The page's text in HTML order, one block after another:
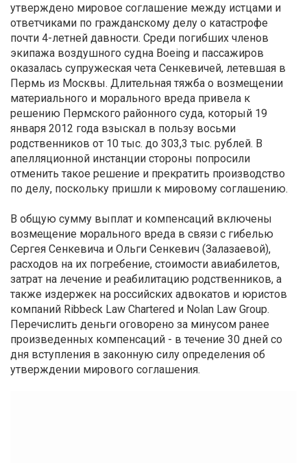
утверждено мировое соглашение между истцами и
ответчиками по гражданскому делу о катастрофе
почти 4-летней давности. Среди погибших членов
экипажа воздушного судна Boeing и пассажиров
оказалась супружеская чета Сенкевичей, летевшая в
Пермь из Москвы. Длительная тяжба о возмещении
материального и морального вреда привела к
решению Пермского районного суда, который 19
января 2012 года взыскал в пользу восьми
родственников от 10 тыс. до 303,3 тыс. рублей. В
апелляционной инстанции стороны попросили
отменить такое решение и прекратить производство
по делу, поскольку пришли к мировому соглашению.
В общую сумму выплат и компенсаций включены
возмещение морального вреда в связи с гибелью
Сергея Сенкевича и Ольги Сенкевич (Залазаевой),
расходов на их погребение, стоимости авиабилетов,
затрат на лечение и реабилитацию родственников, а
также издержек на российских адвокатов и юристов
компаний Ribbeck Law Chartered и Nolan Law Group.
Перечислить деньги оговорено за минусом ранее
произведенных компенсаций - в течение 30 дней со
дня вступления в законную силу определения об
утверждении мирового соглашения.